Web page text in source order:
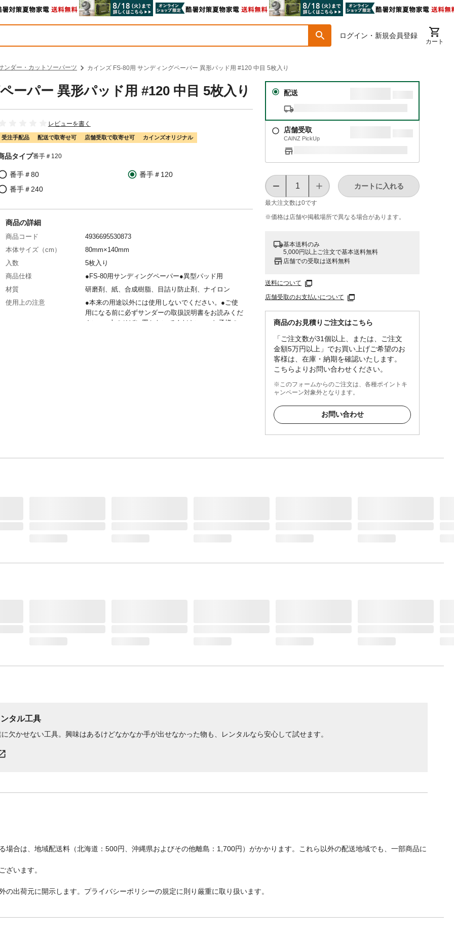
ログイン・新規会員登録
カート
ンダー・カットソーパーツ カインズ FS-80用 サンディングペーパー 異形パッド用 #120 中目 5枚入り
ーパー 異形パッド用 #120 中目 5枚入り
レビューを書く
受注手配品 配送で取寄せ可 店舗受取で取寄せ可 カインズオリジナル
品タイプ番手＃120
番手＃80
番手＃120
番手＃240
配送
店舗受取
CAINZ PickUp
最大注文数は0です
カートに入れる
※価格は​店舗や​掲載場所で​異なる​場合が​あります。
基本送料のみ
5,000円以上ご注文で基本送料無料
店舗での受取は送料無料
送料について
店舗受取のお支払いについて
商品のお見積りご注文はこちら
「ご注文数が31個以上、または、ご注文
金額5万円以上」でお買い上げご希望のお
客様は、在庫・納期を確認いたします。
こちらよりお問い合わせください。
※このフォームからのご注文は、各種ポイントキ
ャンペーン対象外となります。
お問い合わせ
商品の詳細
商品コード
4936695530873
本体サイズ（cm）
80mm×140mm
入数
5枚入り
商品仕様
●FS-80用サンディングペーパー●異型パッド用
材質
研磨剤、紙、合成樹脂、目詰り防止剤、ナイロン
使用上の注意
●本来の用途以外には使用しないでください。●ご使
用になる前に必ずサンダーの取扱説明書をお読みくだ
さい。●火のそばに置かないでください。●お子様の
タル工具
欠かせない工具。興味はあるけどなかなか手が出せなかった物も、レンタルなら安心して試せます。
合は、地域配送料（北海道：500円、沖縄県およびその他離島：1,700円）がかかります。これら以外の配送地域でも、一部商品に
ざいます。
出荷元に開示します。プライバシーポリシーの規定に則り厳重に取り扱います。